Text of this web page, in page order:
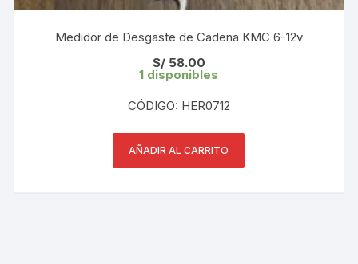
Medidor de Desgaste de Cadena KMC 6-12v
S/58.00
1 disponibles
CÓDIGO: HER0712
AÑADIR AL CARRITO